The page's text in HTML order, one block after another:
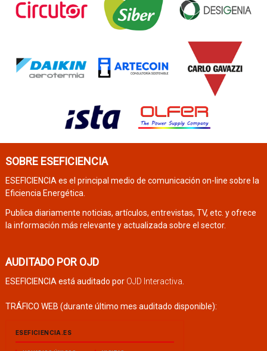
SOBRE ESEFICIENCIA
ESEFICIENCIA es el principal medio de comunicación on-line sobre la
Eficiencia Energética.
Publica diariamente noticias, artículos, entrevistas, TV, etc. y ofrece
la información más relevante y actualizada sobre el sector.
AUDITADO POR OJD
ESEFICIENCIA está auditado por OJD Interactiva
TRÁFICO WEB (durante último mes auditado disponible):